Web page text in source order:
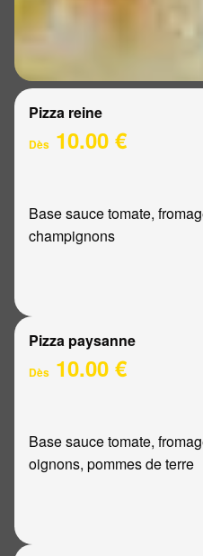
Pizza reine
Dès 10.00 €
Base sauce tomate,
champignons
Pizza paysanne
Dès 10.00 €
Base sauce tomate,
oignons, pommes de terre